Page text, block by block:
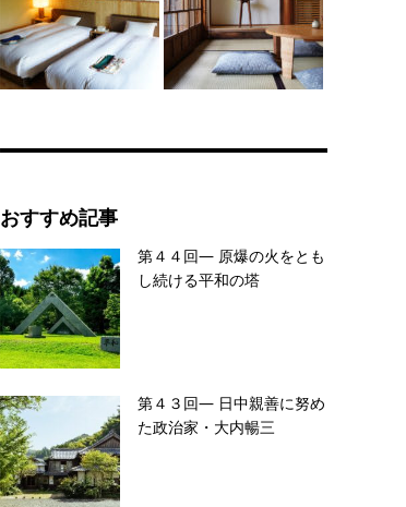
おすすめ記事
第４４回― 原爆の火をとも
し続ける平和の塔
第４３回― 日中親善に努め
た政治家・大内暢三